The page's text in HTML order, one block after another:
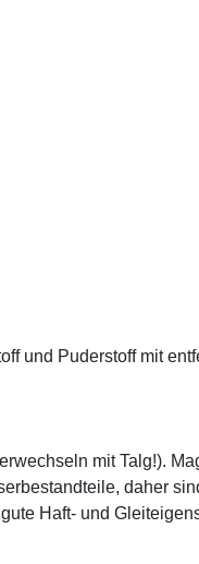
und Puderstoff mit
mit Talg!).
daher
Haft- und